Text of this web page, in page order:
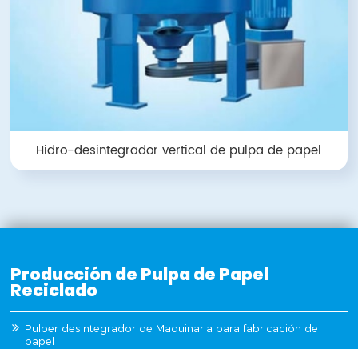
Hidro-desintegrador vertical de pulpa de papel
Producción de Pulpa de Papel
Reciclado
Pulper desintegrador de Maquinaria para fabricación de
papel